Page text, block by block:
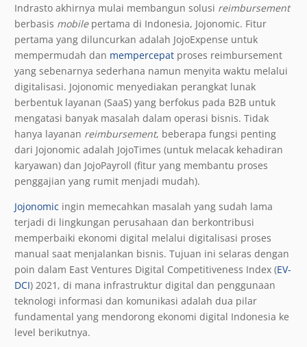
Indrasto akhirnya mulai membangun solusi reimbursement
berbasis mobilepertama di Indonesia, Jojonomic. Fitur
pertama yang diluncurkan adalah JojoExpense untuk
mempermudah dan mempercepat proses reimbursement
yang sebenarnya sederhana namun menyita waktu melalui
digitalisasi. Jojonomic menyediakan perangkat lunak
berbentuk layanan (SaaS) yang berfokus pada B2B untuk
mengatasi banyak masalah dalam operasi bisnis. Tidak
hanya layanan reimbursement, beberapa fungsi penting
dari Jojonomic adalah JojoTimes (untuk melacak kehadiran
karyawan) dan JojoPayroll (fitur yang membantu proses
penggajian yang rumit menjadi mudah).
Jojonomic ingin memecahkan masalah yang sudah lama
terjadi di lingkungan perusahaan dan berkontribusi
memperbaiki ekonomi digital melalui digitalisasi proses
manual saat menjalankan bisnis. Tujuan ini selaras dengan
poin dalam East Ventures Digital Competitiveness Index (EV-
DCI) 2021, di mana infrastruktur digital dan penggunaan
teknologi informasi dan komunikasi adalah dua pilar
fundamental yang mendorong ekonomi digital Indonesia ke
level berikutnya.